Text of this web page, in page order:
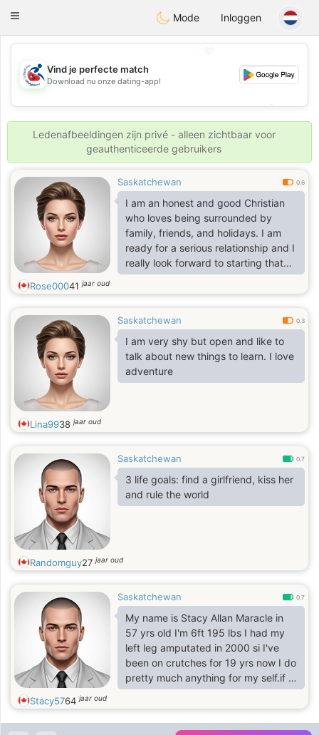
Handi Space
Toggle
Mode Inloggen
💖
💕
💕
Vind je perfecte match
Download nu onze dating-app!
Ledenafbeeldingen zijn privé - alleen zichtbaar voor
geauthenticeerde gebruikers
Saskatchewan 0.6
I am an honest and good Christian
who loves being surrounded by
family, friends, and holidays. I am
ready for a serious relationship and I
really look forward to starting that
with the right person.. I am outgoing
and very spontaneous.
Rose00041jaar oud
Saskatchewan 0.3
I am very shy but open and like to
talk about new things to learn. I love
adventure
Lina9938jaar oud
Saskatchewan 0.7
3 life goals: find a girlfriend, kiss her
and rule the world
Randomguy27jaar oud
Saskatchewan 0.7
My name is Stacy Allan Maracle in
57 yrs old I'm 6ft 195 lbs I had my
left leg amputated in 2000 si I've
been on crutches for 19 yrs now I do
pretty much anything for my self.if I
need help I will ask I like to cook
,fish and camping.
Stacy5764jaar oud